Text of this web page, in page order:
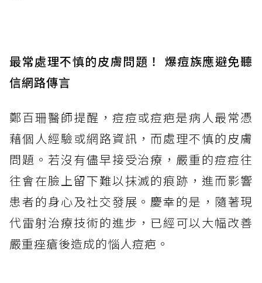
最常處理不慎的皮膚問題！ 爆痘族應避免聽
信網路傳言
鄭百珊醫師提醒，痘痘或痘疤是病人最常憑
藉個人經驗或網路資訊，而處理不慎的皮膚
問題。若沒有儘早接受治療，嚴重的痘痘往
往會在臉上留下難以抹滅的痕跡，進而影響
患者的身心及社交發展。慶幸的是，隨著現
代雷射治療技術的進步，已經可以大幅改善
嚴重痤瘡後造成的惱人痘疤。